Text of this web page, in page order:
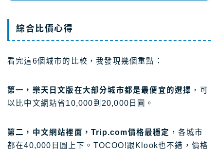
綜合比價心得
看完這6個城市的比較，我發現幾個重點：
第一，樂天日文版在大部分城市都是最便宜的選擇 ，可
以比中文網站省10,000到20,000日圓。
第二，中文網站裡面，Trip.com價格最穩定 ，各城市
都在40,000日圓上下。TOCOO!跟Klook也不錯，價格